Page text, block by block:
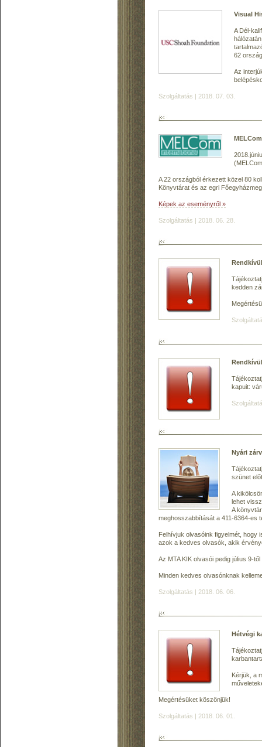
Visual
A Dél-
62
Az
Szolgáltatás | 2018. 07. 03.
A 22 országból érkezett közel 80
Könyvtárat és az egri
Képek az eseményről »
Szolgáltatás | 2018. 06. 28.
kedden
kapuit:
Nyári
szünet
A
lehet
A
meghosszabbítását a 411-6364-es
Felhívjuk olvasóink figyelmét, hogy
azok a kedves olvasók, akik
Az MTA KIK olvasói pedig július 9-
Minden kedves olvasónknak
Szolgáltatás | 2018. 06. 06.
Hétvégi
Kérjük, a
Megértésüket köszönjük!
Szolgáltatás | 2018. 06. 01.